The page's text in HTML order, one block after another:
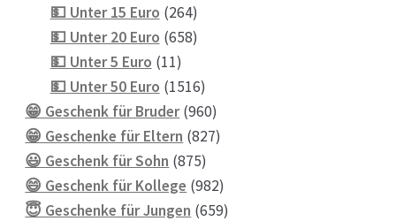
Produkte
💵 Unter 15 Euro 264264
Produkte
💵 Unter 20 Euro 658658
💵 Unter 5 Euro 1111
Produkte
💵 Unter 50 Euro 15161516
Produkte
😁 Geschenk für Bruder 960960
Produkte
😁 Geschenke für Eltern 827827
😃 Geschenk für Sohn 875875
Produkte
😄 Geschenk für Kollege 982982
Produkte
😇 Geschenke für Jungen 659659